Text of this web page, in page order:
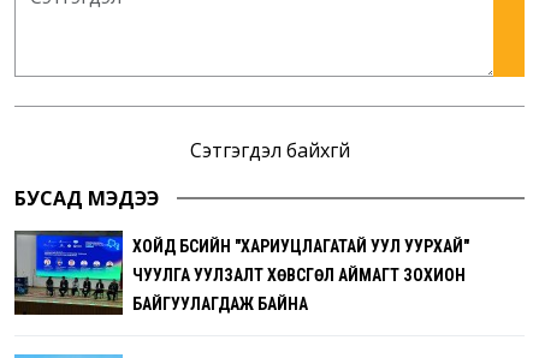
Сэтгэгдэл байхгүй
БУСАД МЭДЭЭ
ХОЙД БҮСИЙН "ХАРИУЦЛАГАТАЙ УУЛ УУРХАЙ"
ЧУУЛГА УУЛЗАЛТ ХӨВСГӨЛ АЙМАГТ ЗОХИОН
БАЙГУУЛАГДАЖ БАЙНА